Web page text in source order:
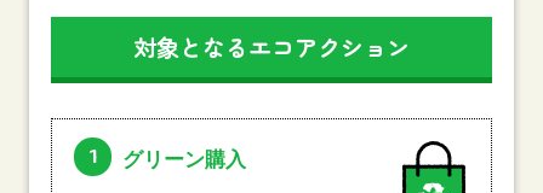
対象となるエコアクション
1 グリーン購入